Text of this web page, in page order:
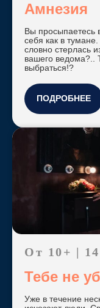
Амнезия
Вы просыпаетесь
себя как в
словно стерлась
вашего ведома?..
выбраться!?
ПОДРОБНЕЕ
От 10+ |
Тебе не
Уже в течение